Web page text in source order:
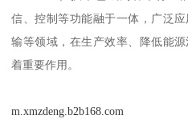
信、控制等功能融于一体，广泛
输等领域，在生产效率、降低能
着重要作用。
m.xmzdeng.b2b168.com